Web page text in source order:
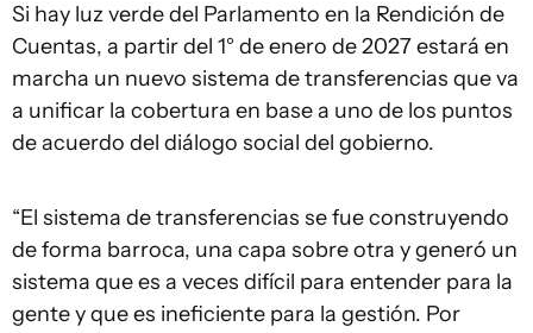
Si hay luz verde del Parlamento en la Rendición de
Cuentas, a partir del 1° de enero de 2027 estará en
marcha un nuevo sistema de transferencias que va
a unificar la cobertura en base a uno de los puntos
de acuerdo del diálogo social del gobierno.
“El sistema de transferencias se fue construyendo
de forma barroca, una capa sobre otra y generó un
sistema que es a veces difícil para entender para la
gente y que es ineficiente para la gestión. Por